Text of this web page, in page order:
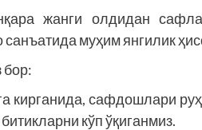
жанги олдидан
санъатида муҳим янгилик
бор:
кирганида, сафдошлари
кўп ўқиганмиз.